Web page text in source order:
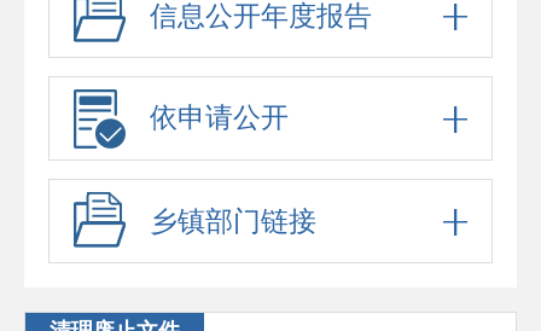
行政处罚
六稳六保
行政事业性收费
政府采购
招考信息
信息公开年度报告
依申请公开
乡镇部门链接